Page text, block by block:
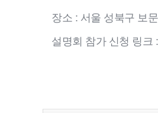
장소 : 서울 성북구 보
설명회 참가 신청 링크 :